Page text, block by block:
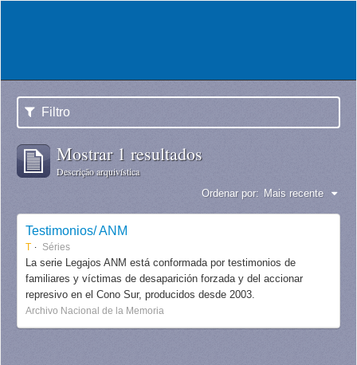
Filtro
Mostrar 1 resultados
Descrição arquivística
Ordenar por: Mais recente
Testimonios/ ANM
T Séries
La serie Legajos ANM está conformada por testimonios de
familiares y víctimas de desaparición forzada y del accionar
represivo en el Cono Sur, producidos desde 2003.
Archivo Nacional de la Memoria